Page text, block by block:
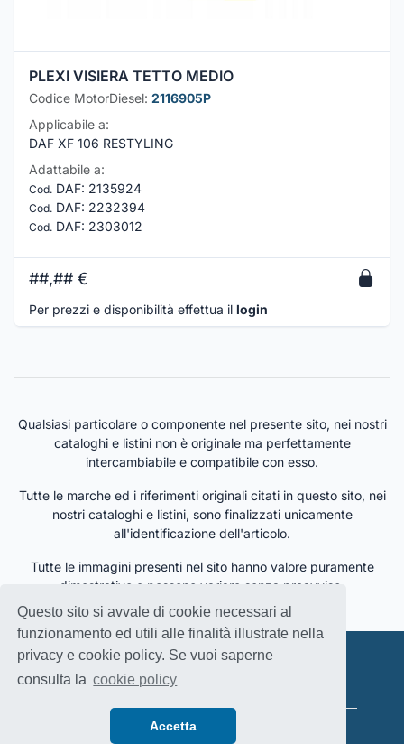
Questo sito si avvale di cookie necessari al
funzionamento ed utili alle finalità illustrate nella
privacy e cookie policy. Se vuoi saperne
consulta la cookie policy
Accetta
PLEXI VISIERA TETTO MEDIO
Codice MotorDiesel: 2116905P
Applicabile a:
DAF XF 106 RESTYLING
Adattabile a:
Cod. DAF: 2135924
Cod. DAF: 2232394
Cod. DAF: 2303012
##,## €
Per prezzi e disponibilità effettua il login
Qualsiasi particolare o componente nel presente sito, nei nostri
cataloghi e listini non è originale ma perfettamente
intercambiabile e compatibile con esso.
Tutte le marche ed i riferimenti originali citati in questo sito, nei
nostri cataloghi e listini, sono finalizzati unicamente
all'identificazione dell'articolo.
Tutte le immagini presenti nel sito hanno valore puramente
dimostrativo e possono variare senza preavviso.
MOTORDIESEL BODY PARTS SRL
infomdbp@gmail.com
P.iva e Cod. Fisc: IT 09161940961